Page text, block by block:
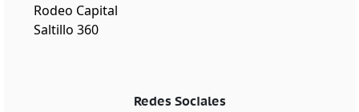
Rodeo Capital
Saltillo 360
Redes Sociales